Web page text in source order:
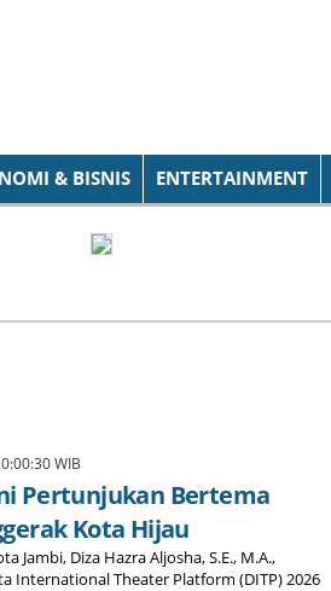
& BISNIS ENTERTAINMENT
WIB
Pertunjukan Bertema
Kota Hijau
Jambi, Diza Hazra Aljosha, S.E., M.A.,
International Theater Platform (DITP) 2026